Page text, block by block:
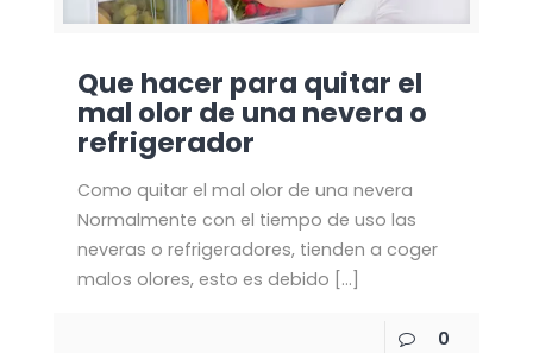
Que hacer para quitar el
mal olor de una nevera o
refrigerador
Como quitar el mal olor de una nevera
Normalmente con el tiempo de uso las
neveras o refrigeradores, tienden a coger
malos olores, esto es debido […]
0